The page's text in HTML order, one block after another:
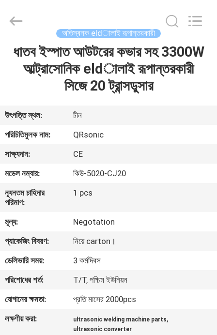
বাড়ি
আমাদের
সম্বন্ধে
কারখানা
পরিদর্শন
নিয়ন্ত্রণ
আমাদের
সাথে
যোগাযোগ
করুন
Equipment
Co.,Ltd.
Reserved.
অতিস্বনক eldালাই রূপান্তরকারী
ধাতব ইস্পাত আউটরের কভার সহ 3300W
আল্ট্রাসোনিক eldালাই রূপান্তরকারী
সিজে 20 ট্রান্সডুসার
উৎপত্তি স্থল:
চীন
পরিচিতিমুলক নাম:
QRsonic
সাক্ষ্যদান:
CE
মডেল নম্বার:
কিউ-5020-CJ20
ন্যূনতম চাহিদার
পরিমাণ:
1 pcs
মূল্য:
Negotation
প্যাকেজিং বিবরণ:
নিয়ে carton।
ডেলিভারি সময়:
3 কর্মদিবস
পরিশোধের শর্ত:
T/T, পশ্চিম ইউনিয়ন
যোগানের ক্ষমতা:
প্রতি মাসের 2000pcs
লক্ষণীয় করা:
ultrasonic welding machine parts,
ultrasonic converter